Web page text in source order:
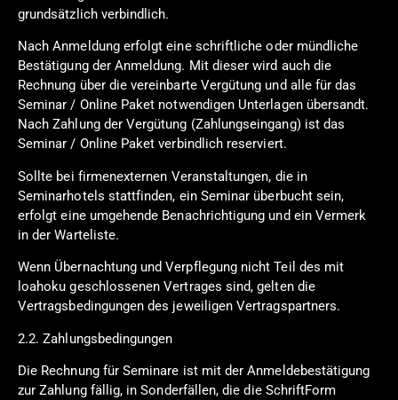
grundsätzlich verbindlich.
Nach Anmeldung erfolgt eine schriftliche oder mündliche
Bestätigung der Anmeldung. Mit dieser wird auch die
Rechnung über die vereinbarte Vergütung und alle für das
Seminar / Online Paket notwendigen Unterlagen übersandt.
Nach Zahlung der Vergütung (Zahlungseingang) ist das
Seminar / Online Paket verbindlich reserviert.
Sollte bei firmenexternen Veranstaltungen, die in
Seminarhotels stattfinden, ein Seminar überbucht sein,
erfolgt eine umgehende Benachrichtigung und ein Vermerk
in der Warteliste.
Wenn Übernachtung und Verpflegung nicht Teil des mit
loahoku geschlossenen Vertrages sind, gelten die
Vertragsbedingungen des jeweiligen Vertragspartners.
2.2. Zahlungsbedingungen
Die Rechnung für Seminare ist mit der Anmeldebestätigung
zur Zahlung fällig, in Sonderfällen, die die SchriftForm